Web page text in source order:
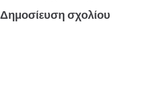
Δημοσίευση σχολίου